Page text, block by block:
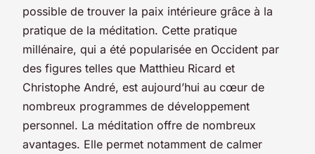
possible de trouver la paix intérieure grâce à la
pratique de la méditation. Cette pratique
millénaire, qui a été popularisée en Occident par
des figures telles que Matthieu Ricard et
Christophe André, est aujourd’hui au cœur de
nombreux programmes de développement
personnel. La méditation offre de nombreux
avantages. Elle permet notamment de calmer